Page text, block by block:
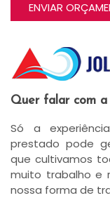
Quer falar com
Só a
prestado pode
que cultivamos
muito trabalho e
nossa forma de